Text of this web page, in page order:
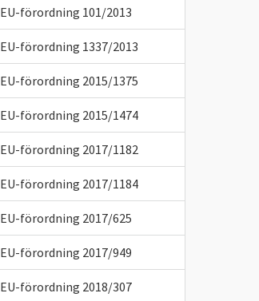
EU-förordning 101/2013
EU-förordning 1337/2013
EU-förordning 2015/1375
EU-förordning 2015/1474
EU-förordning 2017/1182
EU-förordning 2017/1184
EU-förordning 2017/625
EU-förordning 2017/949
EU-förordning 2018/307